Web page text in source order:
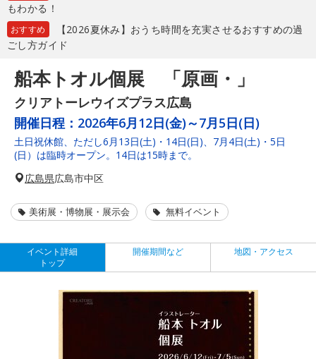
もわかる！
おすすめ
【2026夏休み】おうち時間を充実させるおすすめの過
ごし方ガイド
船本トオル個展 「原画・」
クリアトーレウイズプラス広島
開催日程： 2026年6月12日(金)～7月5日(日)
土日祝休館、ただし6月13日(土)・14日(日)、7月4日(土)・5日
(日）は臨時オープン。14日は15時まで。
広島県広島市中区
美術展・博物展・展示会 無料イベント
イベント詳細
トップ
開催期間など 地図・アクセス